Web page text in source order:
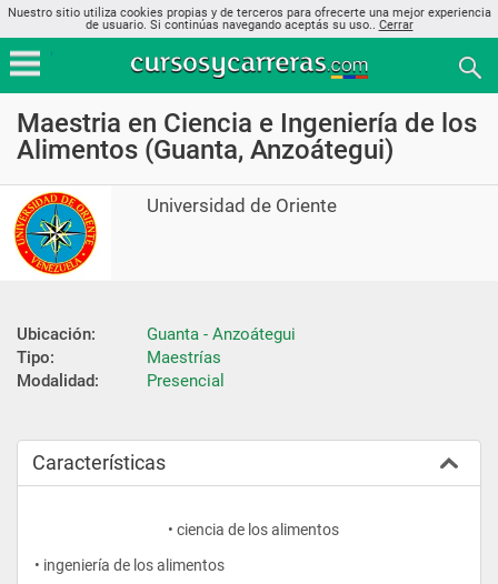
Nuestro sitio utiliza cookies propias y de terceros para ofrecerte una mejor experiencia
de usuario. Si continúas navegando aceptás su uso.. Cerrar
Maestria en Ciencia e Ingeniería de los
Alimentos (Guanta, Anzoátegui)
Universidad de Oriente
Ubicación:
Guanta - Anzoátegui
Tipo:
Maestrías
Modalidad:
Presencial
Características
					• ciencia de los alimentos
• ingeniería de los alimentos